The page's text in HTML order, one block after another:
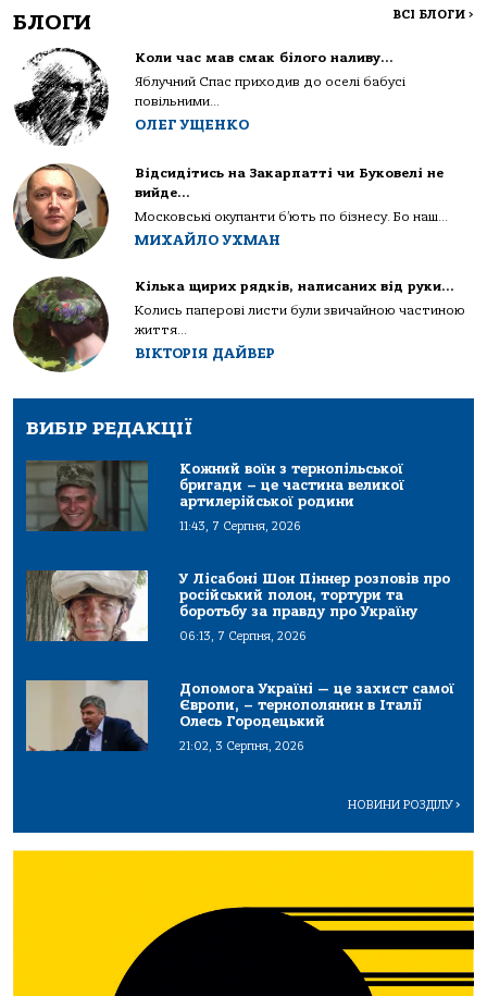
БЛОГИ ВСІ БЛОГИ >
Коли час мав смак білого наливу…
Яблучний Спас приходив до оселі бабусі
повільними...
ОЛЕГ УЩЕНКО
Відсидітись на Закарпатті чи Буковелі не
вийде…
Московські окупанти б’ють по бізнесу. Бо наш...
МИХАЙЛО УХМАН
Кілька щирих рядків, написаних від руки…
Колись паперові листи були звичайною частиною
життя...
ВІКТОРІЯ ДАЙВЕР
ВИБІР РЕДАКЦІЇ
Кожний воїн з тернопільської
бригади – це частина великої
артилерійської родини
11:43, 7 Серпня, 2026
У Лісабоні Шон Піннер розповів про
російський полон, тортури та
боротьбу за правду про Україну
06:13, 7 Серпня, 2026
Допомога Україні — це захист самої
Європи, – тернополянин в Італії
Олесь Городецький
21:02, 3 Серпня, 2026
НОВИНИ РОЗДІЛУ>